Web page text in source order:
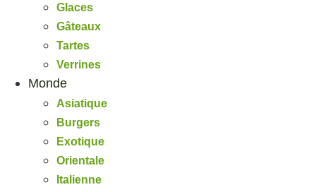
Glaces
Gâteaux
Tartes
Verrines
Monde
Asiatique
Burgers
Exotique
Orientale
Italienne